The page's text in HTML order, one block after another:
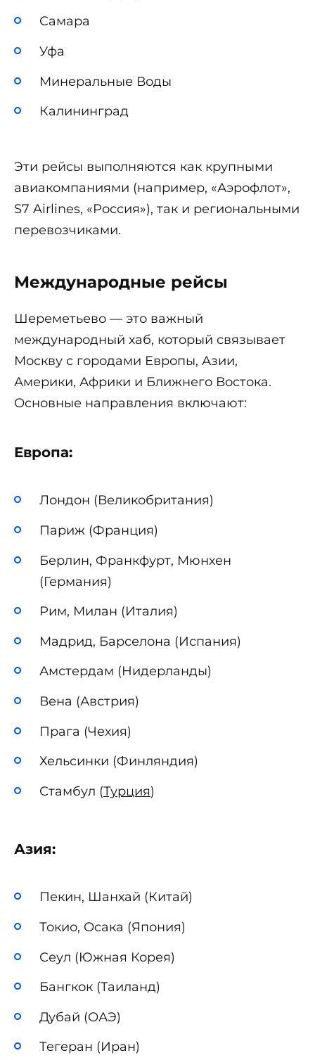
Самара
Уфа
Минеральные Воды
Калининград
Эти рейсы выполняются как крупными
авиакомпаниями (например, «Аэрофлот»,
S7 Airlines, «Россия»), так и региональными
перевозчиками.
Международные рейсы
Шереметьево — это важный
международный хаб, который связывает
Москву с городами Европы, Азии,
Америки, Африки и Ближнего Востока.
Основные направления включают:
Европа:
Лондон (Великобритания)
Париж (Франция)
Берлин, Франкфурт, Мюнхен
(Германия)
Рим, Милан (Италия)
Мадрид, Барселона (Испания)
Амстердам (Нидерланды)
Вена (Австрия)
Прага (Чехия)
Хельсинки (Финляндия)
Стамбул (Турция)
Азия:
Пекин, Шанхай (Китай)
Токио, Осака (Япония)
Сеул (Южная Корея)
Бангкок (Таиланд)
Дубай (ОАЭ)
Тегеран (Иран)